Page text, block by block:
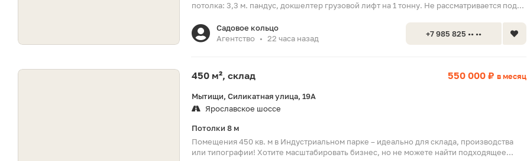
потолка: 3,3 м. пандус, докшелтер грузовой лифт на 1 тонну. Не рассматривается под...
Садовое кольцо
Агентство
• 22 часа назад +7 985 825 •• ••
450 м², склад 550 000 ₽ в месяц
Мытищи, Силикатная улица, 19А
Ярославское шоссе
Потолки 8 м
Помещения 450 кв. м в Индустриальном парке – идеально для склада, производства
или типографии! Хотите масштабировать бизнес, но не можете найти подходящее...